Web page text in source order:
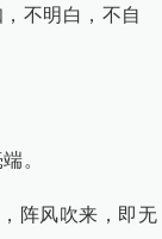
不明白，不自
。
阵风吹来，即无